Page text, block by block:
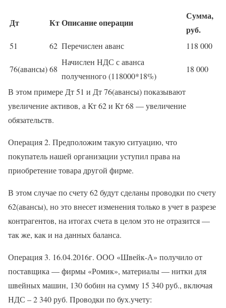
Дт КтОписание операции
Сумма,
руб.
51 62 Перечислен аванс 118 000
76(авансы)68
Начислен НДС с аванса
полученного (118000*18%)
18 000
В этом примере Дт 51 и Дт 76(авансы) показывают
увеличение активов, а Кт 62 и Кт 68 — увеличение
обязательств.
Операция 2. Предположим такую ситуацию, что
покупатель нашей организации уступил права на
приобретение товара другой фирме.
В этом случае по счету 62 будут сделаны проводки по счету
62(авансы), но это внесет изменения только в учет в разрезе
контрагентов, на итогах счета в целом это не отразится —
так же, как и на данных баланса.
Операция 3. 16.04.2016г. ООО «Швейк-А» получило от
поставщика — фирмы «Ромик», материалы — нитки для
швейных машин, 130 бобин на сумму 15 340 руб., включая
НДС – 2 340 руб. Проводки по бух.учету: